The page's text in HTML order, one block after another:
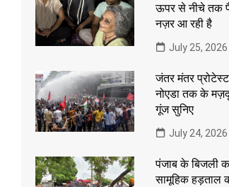
ऊपर से नीचे तक
नज़र आ रही है
July 25, 2026
जंतर मंतर
नोएडा तक के
गूंज सुनिए
July 24, 2026
पंजाब के बिजली
सामूहिक हड़ताल